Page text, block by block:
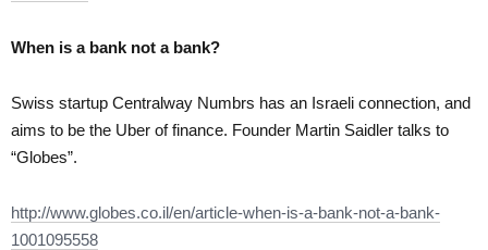
When is a bank not a bank?
Swiss startup Centralway Numbrs has an Israeli connection, and
aims to be the Uber of finance. Founder Martin Saidler talks to
“Globes”.
http://www.globes.co.il/en/article-when-is-a-bank-not-a-bank-
1001095558